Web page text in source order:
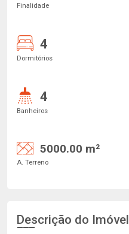
Finalidade
4
Dormitórios
4
Banheiros
5000.00 m²
A. Terreno
Descrição do Imóvel